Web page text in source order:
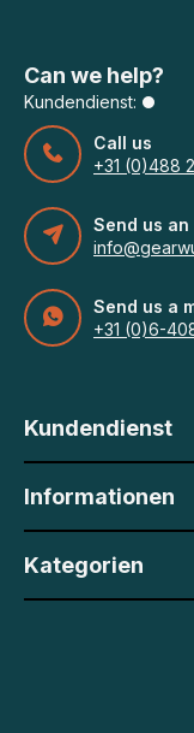
Can we help?
Kundendienst:
Call us
+31 (0)488
Send us an
Send us a
+31 (0)6-
Kundendienst
Informationen
Kategorien